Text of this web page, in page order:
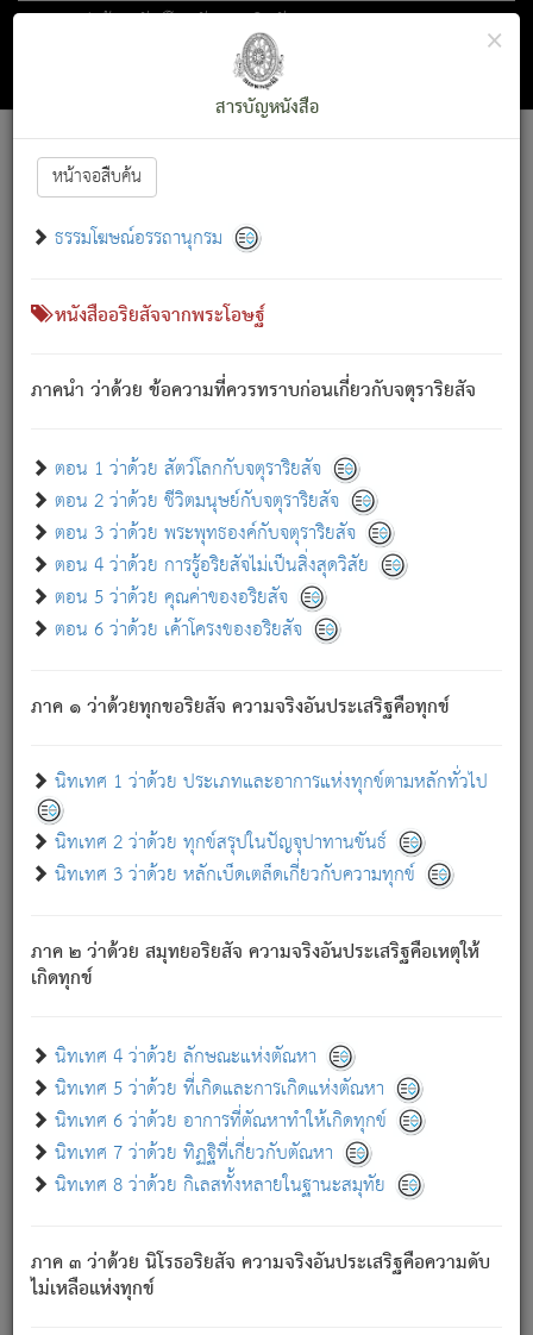
ตอน 1 ว่าด้วย สัตว์โลกกับจตุราริยสัจ
สารบัญ×
สารบัญหนังสือ
หน้าจอสืบค้น
ธรรมโฆษณ์อรรถานุกรม
หนังสืออริยสัจจากพระโอษฐ์
ภาคนำ ว่าด้วย ข้อความที่ควรทราบก่อนเกี่ยวกับจตุราริยสัจ
ตอน 1 ว่าด้วย สัตว์โลกกับจตุราริยสัจ
ตอน 2 ว่าด้วย ชีวิตมนุษย์กับจตุราริยสัจ
ตอน 3 ว่าด้วย พระพุทธองค์กับจตุราริยสัจ
ตอน 4 ว่าด้วย การรู้อริยสัจไม่เป็นสิ่งสุดวิสัย
ตอน 5 ว่าด้วย คุณค่าของอริยสัจ
ตอน 6 ว่าด้วย เค้าโครงของอริยสัจ
ภาค ๑ ว่าด้วยทุกขอริยสัจ ความจริงอันประเสริฐคือทุกข์
นิทเทศ 1 ว่าด้วย ประเภทและอาการแห่งทุกข์ตามหลักทั่วไป
นิทเทศ 2 ว่าด้วย ทุกข์สรุปในปัญจุปาทานขันธ์
นิทเทศ 3 ว่าด้วย หลักเบ็ดเตล็ดเกี่ยวกับความทุกข์
ภาค ๒ ว่าด้วย สมุทยอริยสัจ ความจริงอันประเสริฐคือเหตุให้
เกิดทุกข์
นิทเทศ 4 ว่าด้วย ลักษณะแห่งตัณหา
นิทเทศ 5 ว่าด้วย ที่เกิดและการเกิดแห่งตัณหา
นิทเทศ 6 ว่าด้วย อาการที่ตัณหาทำให้เกิดทุกข์
นิทเทศ 7 ว่าด้วย ทิฏฐิที่เกี่ยวกับตัณหา
นิทเทศ 8 ว่าด้วย กิเลสทั้งหลายในฐานะสมุทัย
ภาค ๓ ว่าด้วย นิโรธอริยสัจ ความจริงอันประเสริฐคือความดับ
ไม่เหลือแห่งทุกข์
Font :15 ]||
สัตว์โลกนี้ เกิดความเดือดร้อนแล้ว มีผัสสะบังหน้า
เขาสำคัญสิ่งใด โดยความเป็นประการใด แต่สิ่งนั้นย่อมเป็น
(ตามที่เป็นจริง) โดยประการอื่นจากที่เขาสำคัญนั้น
สัตว์โลกติดข้องอยู่ในภพ ถูกภพบังหน้าแล้ว มีภพโดยความ
เป็นอย่างอื่น (จากที่มันเป็นอยู่จริง) จึงได้เพลิดเพลินยิ่งนักในภพ
เขาเพลิดเพลินยิ่งนักในสิ่งใด สิ่งนั้นเป็นภัย (ที่เขาไม่รู้จัก)
เขากลัวต่อสิ่งใดสิ่งนั้นเป็นทุกข์
พรหมจรรย์นี้ อันบุคคลย่อมประพฤติ ก็เพื่อการละขาดซึ่ง
ภพ.
สมณะหรือพราหมณ์เหล่าใด กล่าวความหลุดพ้นจากภพว่า
มีได้เพราะภพ เรากล่าวว่า สมณะหรือพราหมณ์ทั้งปวงนั้น
มิใช่ผู้หลดพ้นจากภพ.
ภพ ว่ามีได้เพราะวิภพ[2]: เรากล่าวว่า สมณะหรือพราหมณ์ทั้ง
ปวงนั้น ก็ยังสลัดภพออกไปไม่ได้.
ก็ทุกข์นี้มีขึ้น เพราะอาศัยซึ่งอุปธิทั้งปวง.
เพราะความสิ้นไปแห่งอุปาทานทั้งปวง ความเกิดขึ้นแห่ง
ทุกข์จึงไม่มี.
ท่านจงดูโลกนี้เถิด (จะเห็นว่า) สัตว์ทั้งหลายอันอวิชาหนา
แน่นบังหนาแล้ว; และว่า สัตว์ผู้ยินดีในภพอันเป็นแล้วนั้น ย่อม
อันเป็นไปในที่หรือเวลาทั้งปวง[3]เพื่อความมีแห่งประโยชน์โดย
ประการทั้งปวง; ภพทั้งหลายทั้งหมดนั้น ไม่เที่ยง เป็นทุกข์ มี
ความแปรปรวนเป็นธรรมดา.
อย่างนี้อยู่; เขาย่อมละภวตัณหาได้ และไม่เพลิดเพลินวิภวตัณหา
ด้วย.
ความดับเพราะความสำรอกไม่เหลือ (แห่งภพทั้งหลาย)
เพราะความสิ้นไปแห่งตัณหาโดยประการทั้งปวง นั้นคือ
นิพพาน.
ภพใหม่ย่อมไม่มีแก่ภิกษุนั้น ผู้ดับเย็นสนิทแล้ว เพราะไม่มี
ภิกษุนั้น เป็นผู้ครอบงำมารได้แล้ว ชนะสงครามแล้ว ก้าวล่วง
ภพทั้งหลายทั้งปวงได้แล้ว เป็นผู้คงที่ (คือไม่เปลี่ยนแปลงอีกต่อ